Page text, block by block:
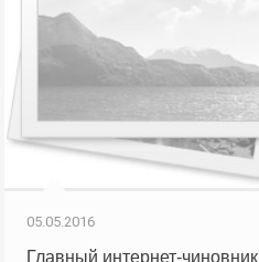
05.05.2016
Главный интернет-чиновник